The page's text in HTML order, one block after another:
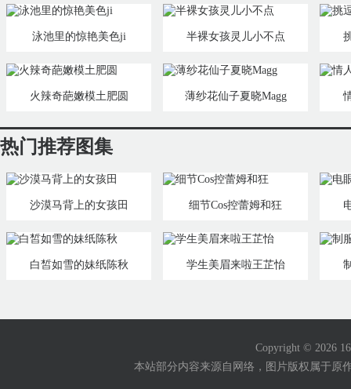
泳池里的惊艳美色ji 半裸女孩灵儿小不点
火辣奇葩嫩模土肥圆 薄纱花仙子夏晓Magg
热门推荐图集
沙漠马背上的女孩田 细节Cos控蕾姆和狂
白皙如雪的妹纸陈秋 学生美眉来啦王芷怡
Copyright © 2026
本站部分内容来源自网络，图片版权属于原